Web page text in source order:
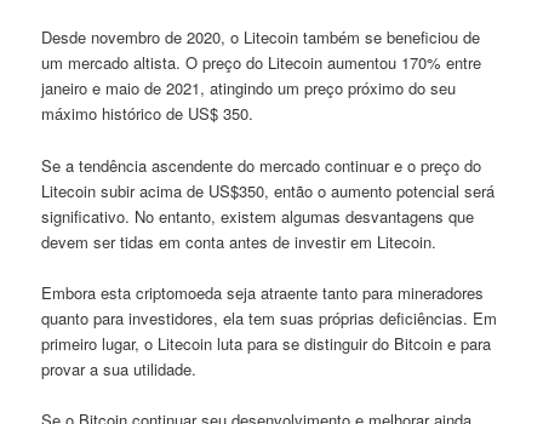
Desde novembro de 2020, o Litecoin também se beneficiou de
um mercado altista. O preço do Litecoin aumentou 170% entre
janeiro e maio de 2021, atingindo um preço próximo do seu
máximo histórico de US$ 350.
Se a tendência ascendente do mercado continuar e o preço do
Litecoin subir acima de US$350, então o aumento potencial será
significativo. No entanto, existem algumas desvantagens que
devem ser tidas em conta antes de investir em Litecoin.
Embora esta criptomoeda seja atraente tanto para mineradores
quanto para investidores, ela tem suas próprias deficiências. Em
primeiro lugar, o Litecoin luta para se distinguir do Bitcoin e para
provar a sua utilidade.